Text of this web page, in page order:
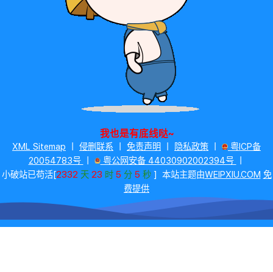
我也是有底线哒~
XML Sitemap 侵删联系 免责声明 隐私政策
粤ICP备
20054783号
粤公网安备 44030902002394号
小破站已苟活[2332 天 23 时 5 分 5 秒 ] 本站主题由WEIPXIU.COM 免
费提供